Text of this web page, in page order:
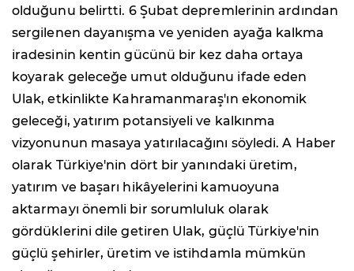
olduğunu belirtti. 6 Şubat depremlerinin ardından
sergilenen dayanışma ve yeniden ayağa kalkma
iradesinin kentin gücünü bir kez daha ortaya
koyarak geleceğe umut olduğunu ifade eden
Ulak, etkinlikte Kahramanmaraş'ın ekonomik
geleceği, yatırım potansiyeli ve kalkınma
vizyonunun masaya yatırılacağını söyledi. A Haber
olarak Türkiye'nin dört bir yanındaki üretim,
yatırım ve başarı hikâyelerini kamuoyuna
aktarmayı önemli bir sorumluluk olarak
gördüklerini dile getiren Ulak, güçlü Türkiye'nin
güçlü şehirler, üretim ve istihdamla mümkün